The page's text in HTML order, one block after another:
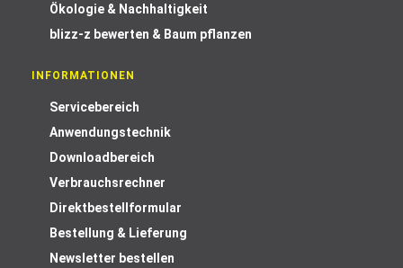
Ökologie & Nachhaltigkeit
blizz-z bewerten & Baum pflanzen
INFORMATIONEN
Servicebereich
Anwendungstechnik
Downloadbereich
Verbrauchsrechner
Direktbestellformular
Bestellung & Lieferung
Newsletter bestellen